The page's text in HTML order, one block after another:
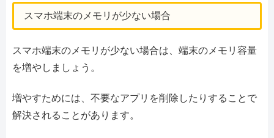
スマホ端末のメモリが少ない場合
スマホ端末のメモリが少ない場合は、端末のメモリ容量
を増やしましょう。
増やすためには、不要なアプリを削除したりすることで
解決されることがあります。